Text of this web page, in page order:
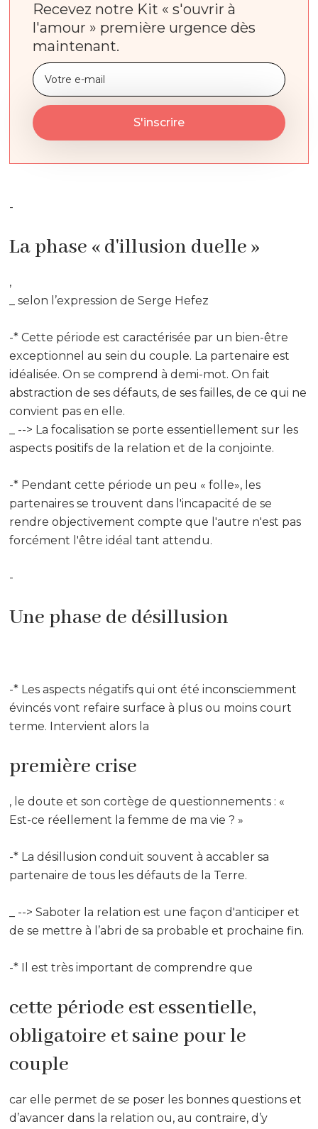
Recevez notre Kit « s'ouvrir à
l'amour » première urgence dès
maintenant.
-
La phase « d'illusion duelle »
,
_ selon l’expression de Serge Hefez
-* Cette période est caractérisée par un bien-être
exceptionnel au sein du couple. La partenaire est
idéalisée. On se comprend à demi-mot. On fait
abstraction de ses défauts, de ses failles, de ce qui ne
convient pas en elle.
_ --> La focalisation se porte essentiellement sur les
aspects positifs de la relation et de la conjointe.
-* Pendant cette période un peu « folle», les
partenaires se trouvent dans l'incapacité de se
rendre objectivement compte que l'autre n'est pas
forcément l'être idéal tant attendu.
-
Une phase de désillusion
-* Les aspects négatifs qui ont été inconsciemment
évincés vont refaire surface à plus ou moins court
terme. Intervient alors la
première crise
, le doute et son cortège de questionnements : «
Est-ce réellement la femme de ma vie ? »
-* La désillusion conduit souvent à accabler sa
partenaire de tous les défauts de la Terre.
_ --> Saboter la relation est une façon d'anticiper et
de se mettre à l’abri de sa probable et prochaine fin.
-* Il est très important de comprendre que
cette période est essentielle,
obligatoire et saine pour le
couple
car elle permet de se poser les bonnes questions et
d’avancer dans la relation ou, au contraire, d’y